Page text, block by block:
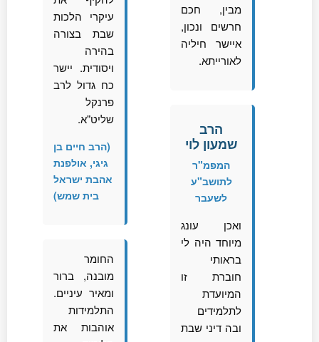
מבין, חכם
חרשים ונכון,
איישר חיליה
לאורייתא.
הרב
שמעון לוי
המפמ"ר
לתושב"ע
לשעבר
ואכן עונג
מיוחד היה לי
בראותי
חוברת זו
המיועדת
לתלמידים
ובה דיני שבת
עיקרי הלכות
שבת בצורה
בהירה
ויסודית. יישר
כח גדול לרב
פרנקל
שליט"א.
(הרב חיים בן
גיגי, אולפנת
אהבת ישראל
בית שמש)
החומר
מובנה, ברור
ומאיר עיניים.
התלמידות
אוהבות את